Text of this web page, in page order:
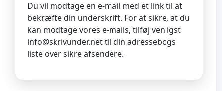
Du vil modtage en e-mail med et link til at
bekræfte din underskrift. For at sikre, at du
kan modtage vores e-mails, tilføj venligst
info@skrivunder.nettil din adressebogs
liste over sikre afsendere.